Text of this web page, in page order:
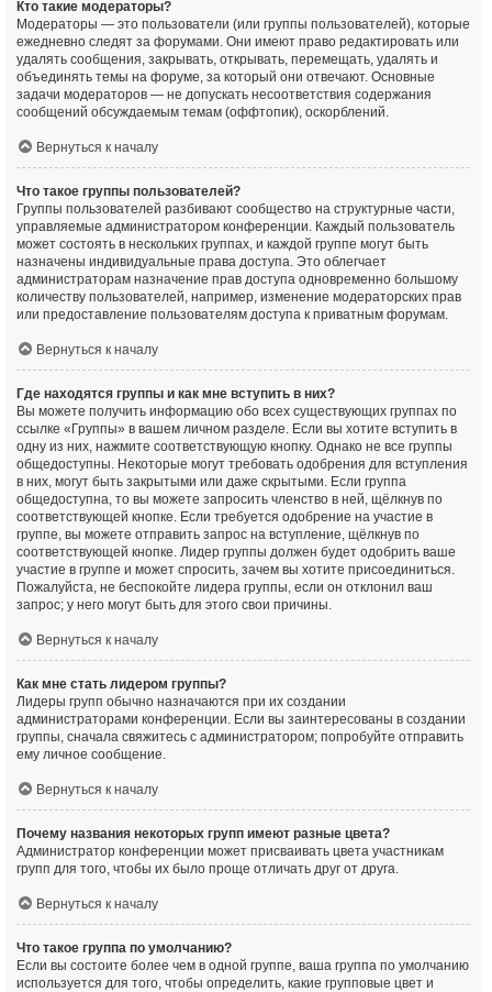
Кто такие модераторы?
Модераторы — это пользователи (или группы пользователей), которые
ежедневно следят за форумами. Они имеют право редактировать или
удалять сообщения, закрывать, открывать, перемещать, удалять и
объединять темы на форуме, за который они отвечают. Основные
задачи модераторов — не допускать несоответствия содержания
сообщений обсуждаемым темам (оффтопик), оскорблений.
Вернуться к началу
Что такое группы пользователей?
Группы пользователей разбивают сообщество на структурные части,
управляемые администратором конференции. Каждый пользователь
может состоять в нескольких группах, и каждой группе могут быть
назначены индивидуальные права доступа. Это облегчает
администраторам назначение прав доступа одновременно большому
количеству пользователей, например, изменение модераторских прав
или предоставление пользователям доступа к приватным форумам.
Вернуться к началу
Где находятся группы и как мне вступить в них?
Вы можете получить информацию обо всех существующих группах по
ссылке «Группы» в вашем личном разделе. Если вы хотите вступить в
одну из них, нажмите соответствующую кнопку. Однако не все группы
общедоступны. Некоторые могут требовать одобрения для вступления
в них, могут быть закрытыми или даже скрытыми. Если группа
общедоступна, то вы можете запросить членство в ней, щёлкнув по
соответствующей кнопке. Если требуется одобрение на участие в
группе, вы можете отправить запрос на вступление, щёлкнув по
соответствующей кнопке. Лидер группы должен будет одобрить ваше
участие в группе и может спросить, зачем вы хотите присоединиться.
Пожалуйста, не беспокойте лидера группы, если он отклонил ваш
запрос; у него могут быть для этого свои причины.
Вернуться к началу
Как мне стать лидером группы?
Лидеры групп обычно назначаются при их создании
администраторами конференции. Если вы заинтересованы в создании
группы, сначала свяжитесь с администратором; попробуйте отправить
ему личное сообщение.
Вернуться к началу
Почему названия некоторых групп имеют разные цвета?
Администратор конференции может присваивать цвета участникам
групп для того, чтобы их было проще отличать друг от друга.
Вернуться к началу
Что такое группа по умолчанию?
Если вы состоите более чем в одной группе, ваша группа по умолчанию
используется для того, чтобы определить, какие групповые цвет и